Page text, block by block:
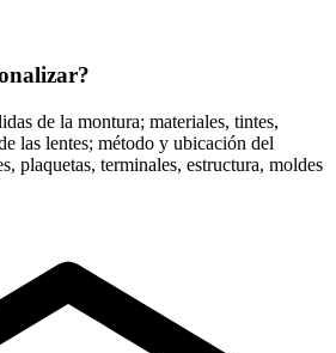
de la montura; materiales, tintes,
las lentes; método y ubicación del
plaquetas, terminales, estructura, moldes